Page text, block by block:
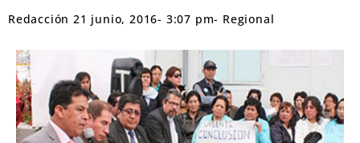
Redacción 21 junio, 2016- 3:07 pm- Regional